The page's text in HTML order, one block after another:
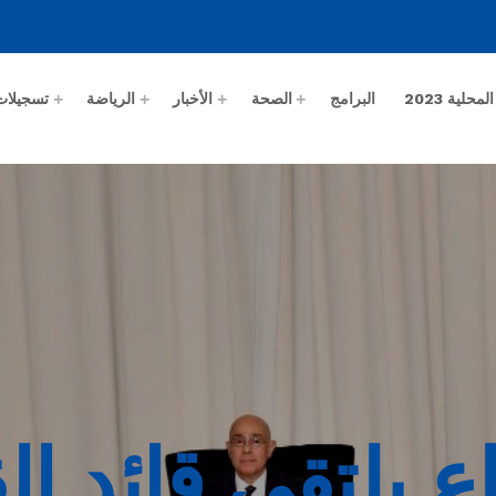
2023 البرامج الصحة الأخبار الرياضة